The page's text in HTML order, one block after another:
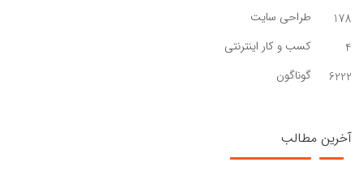
178
طراحی سایت
4
کسب و کار اینترنتی
6222
گوناگون
آخرین مطالب